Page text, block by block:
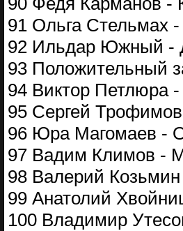
91 Ольга Стельмах
92 Ильдар Южный -
93 Положительный
94 Виктор Петлюра -
95 Сергей
96 Юра Магомаев -
97 Вадим Климов -
98 Валерий
99 Анатолий
100 Владимир